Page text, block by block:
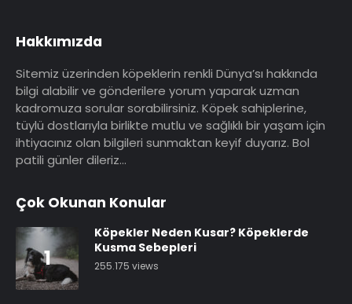
Hakkımızda
Sitemiz üzerinden köpeklerin renkli Dünya’sı hakkında
bilgi alabilir ve gönderilere yorum yaparak uzman
kadromuza sorular sorabilirsiniz. Köpek sahiplerine,
tüylü dostlarıyla birlikte mutlu ve sağlıklı bir yaşam için
ihtiyacınız olan bilgileri sunmaktan keyif duyarız. Bol
patili günler dileriz…
Çok Okunan Konular
1
Köpekler Neden Kusar? Köpeklerde
Kusma Sebepleri
255.175 views